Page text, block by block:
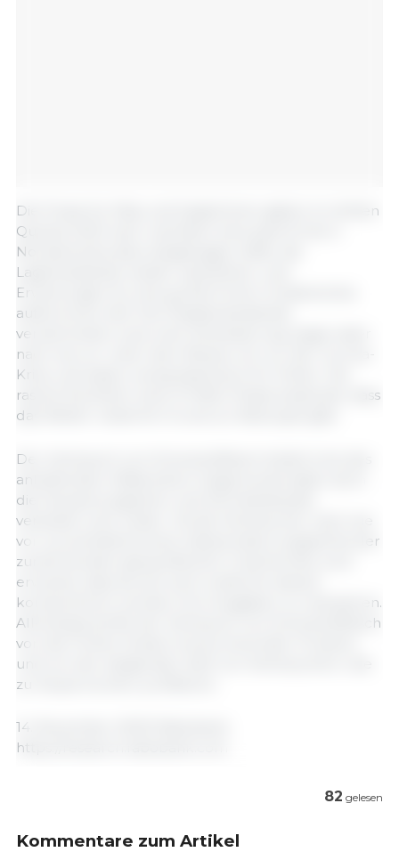
Die Preise für Mais und Sojabohnen gaben im dritten
Quartal 2023 nach, nachdem eine gute Ernte in
Nordamerika dazu beigetragen hatte, die
Lagerbestände wieder aufzufüllen, und
Erwartungen für eine große Ernte in Südamerika
aufkommen ließ. Die Ölsaatenbestände
verzeichneten zwar eine Verbesserung, liegen aber
nach wie vor unter dem Niveau von vor der Corona-
Krise und lassen wenig Spielraum für Fehler. Die
rasche Rückkehr einer El-Niño-Phase bedeutet, dass
das Wetter weiterhin Grund zur Besorgnis gibt.
Der Verbrauch von Schweinefleisch bleibt trotz des
anhaltenden inflationären Gegenwinds stabil, doch
die Verpackungsarten und Vertriebskanäle
verändern sich weiter. Da die Verbraucher nach wie
vor zurückhaltend sind, insbesondere angesichts der
zunehmenden geopolitischen Unsicherheit, wird
erwartet, dass sie sich auch weiterhin darauf
konzentrieren werden, ihre Ausgaben zu reduzieren.
Allerdings dürfte der Verbrauch von Schweinefleisch
von den hohen Kosten konkurrierender Proteine
und von der steigenden Zahl von Verbrauchern, die
zu Hause kochen, profitieren.
14. November 2023/ Rabobank.
https://research.rabobank.com
82 gelesen
Kommentare zum Artikel